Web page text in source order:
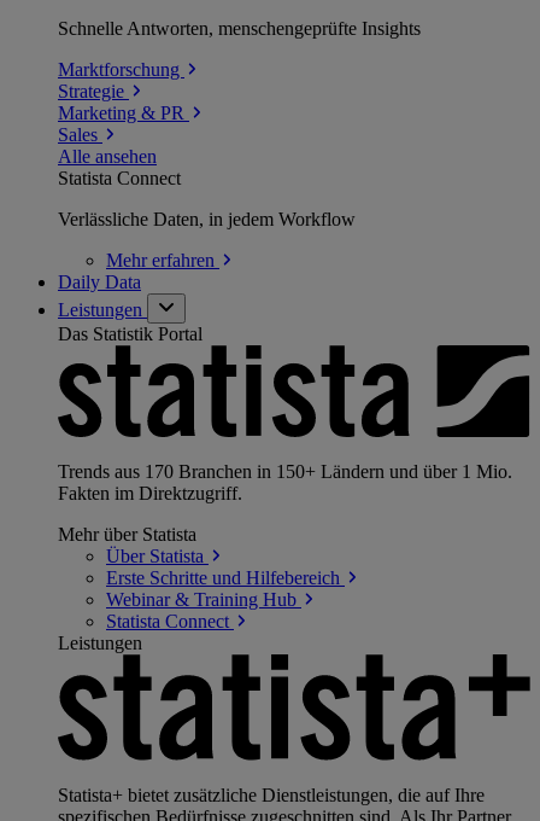
Schnelle Antworten, menschengeprüfte Insights
Marktforschung
Strategie
Marketing & PR
Sales
Alle ansehen
Statista Connect
Verlässliche Daten, in jedem Workflow
Mehrerfahren
Daily Data
Leistungen
Das Statistik Portal
Trends aus 170 Branchen in 150+ Ländern und über 1 Mio.
Fakten im Direktzugriff.
Mehr über Statista
Über Statista
Erste Schritte und Hilfebereich
Webinar & Training Hub
Statista Connect
Leistungen
Statista+ bietet zusätzliche Dienstleistungen, die auf Ihre
spezifischen Bedürfnisse zugeschnitten sind. Als Ihr Partner